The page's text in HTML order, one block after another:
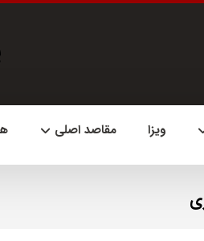
ویزا مقاصد اصلی